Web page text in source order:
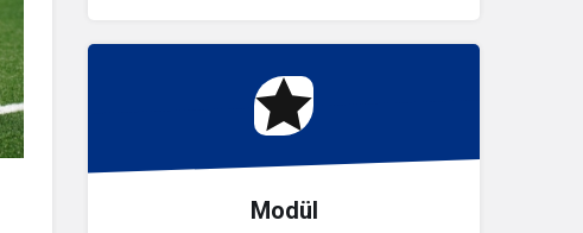
Modül